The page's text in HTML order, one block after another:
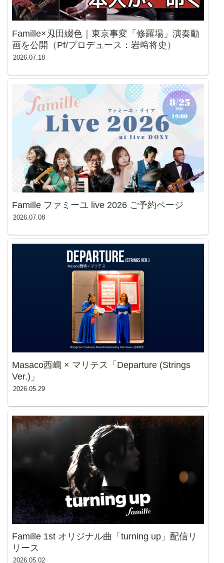
Famille×刄田綴色｜東京事変「修羅場」演奏動
画を公開（Pf/プロデュース：岩﨑将史）
2026.07.18
Famille ファミーユ live 2026 ご予約ページ
2026.07.08
Masaco西嶋 × マリテス「Departure (Strings
Ver.)」
2026.05.29
Famille 1st オリジナル曲「turning up」配信リ
リース
2026.05.02